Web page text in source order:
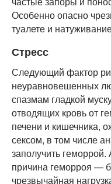
Особенно опасно
туалете и
Стресс
Следующий фактор
неуравновешенных
спазмам гладкой
отводящих кровь от
печени и кишечника,
сексом, в том числе
заполучить
причина геморроя —
чрезвычайная